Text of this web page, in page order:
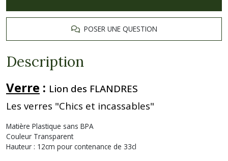
POSER UNE QUESTION
Description
Verre : Lion des FLANDRES
Les verres "Chics et incassables"
Matière Plastique sans BPA
Couleur Transparent
Hauteur : 12cm pour contenance de 33cl